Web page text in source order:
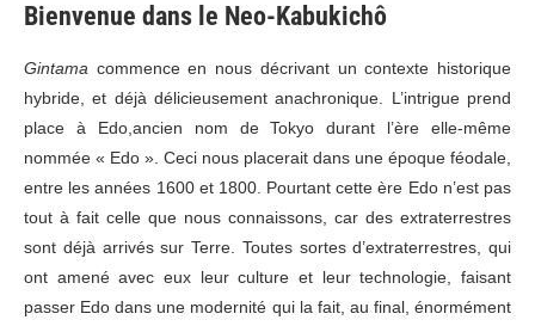
Bienvenue dans le Neo-Kabukichô
Gintama commence en nous décrivant un contexte historique
hybride, et déjà délicieusement anachronique. L’intrigue prend
place à Edo,ancien nom de Tokyo durant l’ère elle-même
nommée « Edo ». Ceci nous placerait dans une époque féodale,
entre les années 1600 et 1800. Pourtant cette ère Edo n’est pas
tout à fait celle que nous connaissons, car des extraterrestres
sont déjà arrivés sur Terre. Toutes sortes d’extraterrestres, qui
ont amené avec eux leur culture et leur technologie, faisant
passer Edo dans une modernité qui la fait, au final, énormément